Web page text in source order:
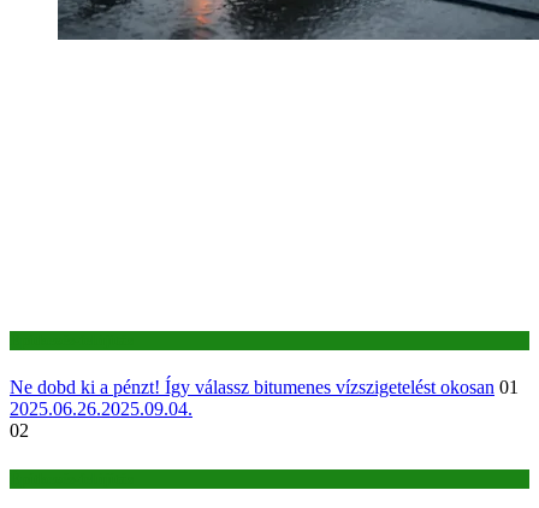
Ne dobd ki a pénzt! Így válassz bitumenes vízszigetelést okosan 01
2025.06.26.2025.09.04.
02